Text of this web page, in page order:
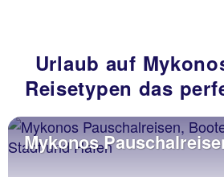
Urlaub auf
Reisetypen das
Mykonos